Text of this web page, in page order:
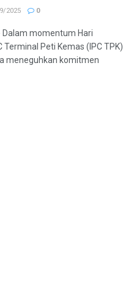
2025 0
momentum Hari
Terminal Peti Kemas (IPC TPK)
meneguhkan komitmen